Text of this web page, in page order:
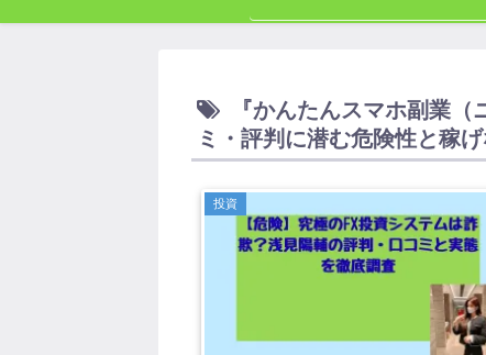
『かんたんスマホ副業
ミ・評判に潜む危険性と稼
投資